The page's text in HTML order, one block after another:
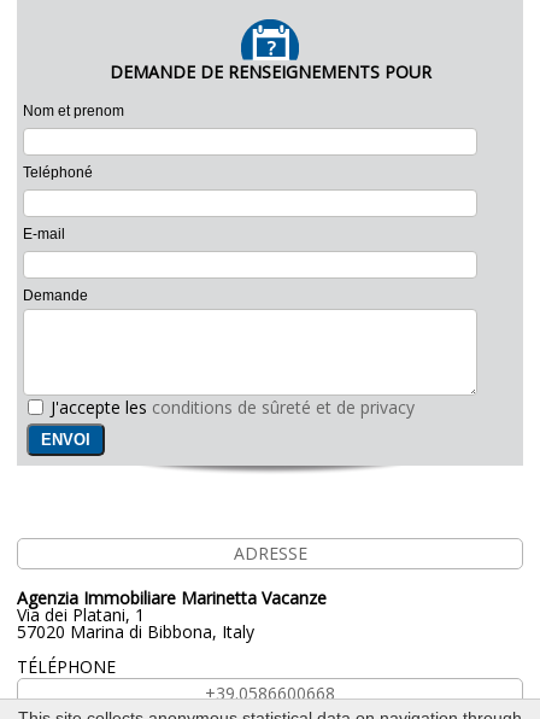
DEMANDE DE RENSEIGNEMENTS POUR
Nom et prenom
Teléphoné
E-mail
Demande
J'accepte les conditions de sûreté et de privacy
ADRESSE
Agenzia Immobiliare Marinetta Vacanze
Via dei Platani, 1
57020 Marina di Bibbona, Italy
TÉLÉPHONE
+39.0586600668